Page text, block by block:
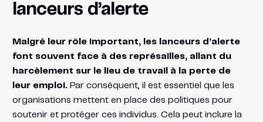
lanceurs d’alerte
Malgré leur rôle important, les lanceurs d’alerte
font souvent face à des représailles, allant du
harcèlement sur le lieu de travail à la perte de
leur emploi.Par conséquent, il est essentiel que les
organisations mettent en place des politiques pour
soutenir et protéger ces individus. Cela peut inclure la